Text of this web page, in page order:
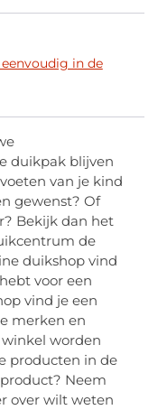
in de
duikpak blijven
van je kind
gewenst? Of
Bekijk dan het
de
duikshop vind
voor een
vind je een
merken en
worden
producten in de
Neem
over wilt weten